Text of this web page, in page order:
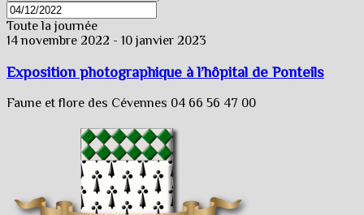
Toute la journée
14 novembre 2022 - 10 janvier 2023
Exposition photographique à l’hôpital de Ponteils
Faune et flore des Cévennes 04 66 56 47 00